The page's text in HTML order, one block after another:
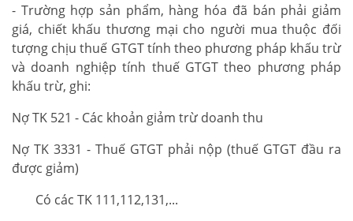
- Trường hợp sản phẩm, hàng hóa đã bán phải giảm
giá, chiết khấu thương mại cho người mua thuộc đối
tượng chịu thuế GTGT tính theo phương pháp khấu trừ
và doanh nghiệp tính thuế GTGT theo phương pháp
khấu trừ, ghi:
Nợ TK 521 - Các khoản giảm trừ doanh thu
Nợ TK 3331 - Thuế GTGT phải nộp (thuế GTGT đầu ra
được giảm)
Có các TK 111,112,131,...